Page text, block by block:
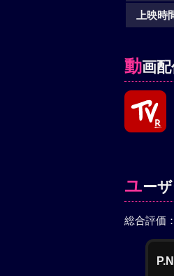
上映時
動画
ユー
総合評価：